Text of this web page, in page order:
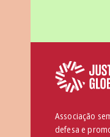
Associação
defesa e